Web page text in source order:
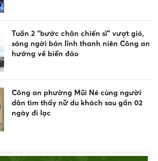
Tuần 2 “bước chân chiến sĩ” vượt gió,
sáng ngời bản lĩnh thanh niên Công an
hướng về biển đảo
Công an phường Mũi Né cùng người
dân tìm thấy nữ du khách sau gần 02
ngày đi lạc